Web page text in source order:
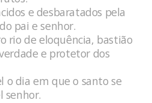
e desbaratados pela
pai e senhor.
rio de eloquência, bastião
e protetor dos
o dia em que o santo se
senhor.